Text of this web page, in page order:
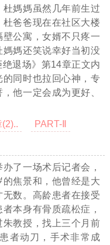
媽媽虽然几年前生过
爸爸现在在社区大楼
公寓，女婿不只疼一
媽还笑说幸好当初没
退场》第14章正文内
同时也拉回心神，专
他一定会成为更好、
PART-Ⅱ
了一场术后记者会，
焦景和，他曾经是大
数。高龄患者在接受
本身有骨质疏松症，
教授，找上三个月前
者动刀，手术非常成